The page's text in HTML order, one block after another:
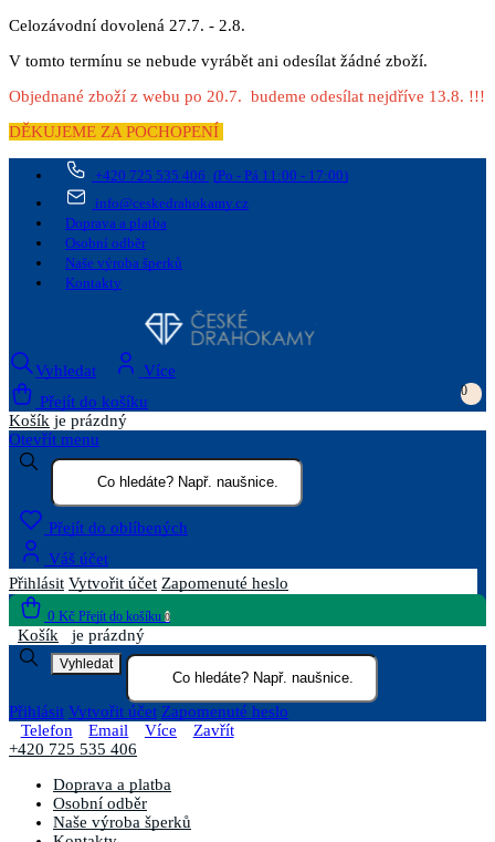
Celozávodní dovolená 27.7. - 2.8.
V tomto termínu se nebude vyrábět ani odesílat žádné zboží.
Objednané zboží z webu po 20.7. budeme odesílat nejdříve 13.8. !!!
DĚKUJEME ZA POCHOPENÍ
+420 725 535 406 (Po - Pá 11:00 - 17:00)
info@ceskedrahokamy.cz
Doprava a platba
Osobní odběr
Naše výroba šperků
Kontakty
Vyhledat
Více
Přejít do košíku
0
Košík je prázdný
Otevřít menu
Přejít do oblíbených
Váš účet
Přihlásit Vytvořit účet Zapomenuté heslo
0 Kč Přejít do košíku 0
Košík je prázdný
Vyhledat
Přihlásit Vytvořit účet Zapomenuté heslo
Telefon
Email Více
Zavřít
+420 725 535 406
Doprava a platba
Osobní odběr
Naše výroba šperků